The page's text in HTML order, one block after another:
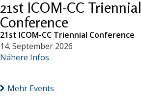
21st ICOM-CC Triennial
Conference
21st ICOM-CC Triennial Conference
14. September 2026
Nähere Infos
Mehr Events